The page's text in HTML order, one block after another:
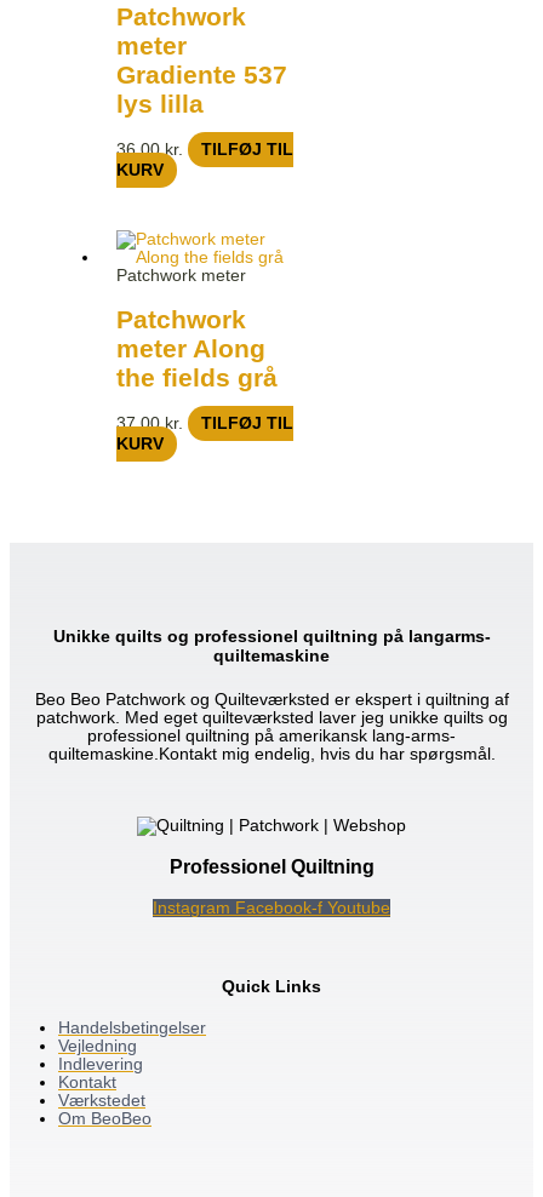
Patchwork
meter
Gradiente 537
lys lilla
36,00kr.
TILFØJ TIL
KURV
Patchwork meter
Patchwork
meter Along
the fields grå
37,00kr.
TILFØJ TIL
KURV
Unikke quilts og professionel quiltning på langarms-
quiltemaskine
Beo Beo Patchwork og Quilteværksted er ekspert i quiltning af
patchwork. Med eget quilteværksted laver jeg unikke quilts og
professionel quiltning på amerikansk lang-arms-
quiltemaskine.Kontakt mig endelig, hvis du har spørgsmål.
Professionel Quiltning
Instagram Facebook-f Youtube
Quick Links
Handelsbetingelser
Vejledning
Indlevering
Kontakt
Værkstedet
Om BeoBeo